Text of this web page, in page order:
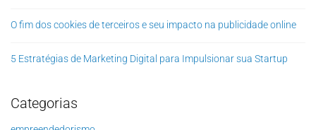
O fim dos cookies de terceiros e seu impacto na publicidade online
5 Estratégias de Marketing Digital para Impulsionar sua Startup
Categorias